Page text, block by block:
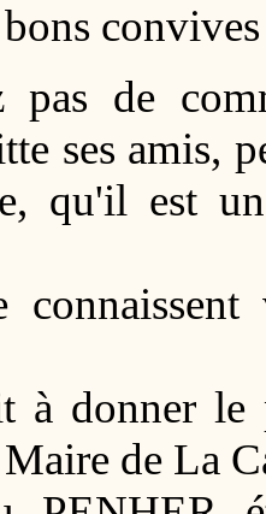
pas de
ses amis,
qu'il est
à donner le
de La